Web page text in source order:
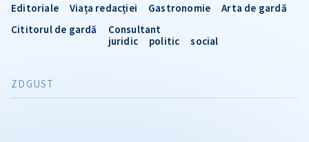
Editoriale
Viața redacției Gastronomie
Arta de gardă
Cititorul de gardă
Consultant
juridic
politic social
ZDGUST